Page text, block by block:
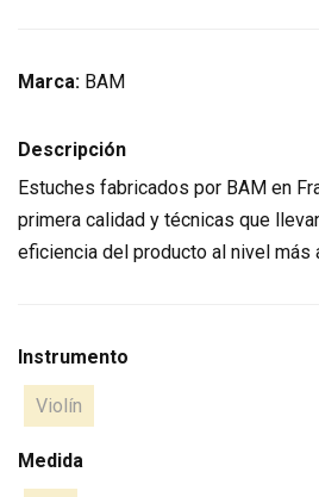
Marca: BAM
Descripción
Estuches fabricados por BAM en
primera calidad y técnicas que
eficiencia del producto al nivel más
Instrumento
Violín
Medida